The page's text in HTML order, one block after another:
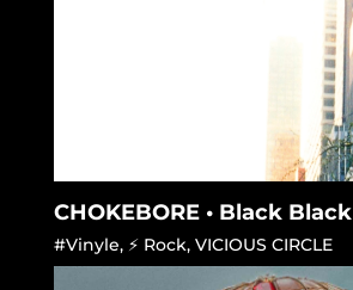
CHOKEBORE • Black Black
#Vinyle, ⚡ Rock, VICIOUS CIRCLE